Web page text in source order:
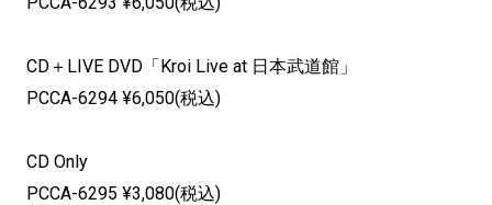
CD＋LIVE DVD「Kroi Live at 日本武道館」
PCCA-6294 ¥6,050(税込)
CD Only
PCCA-6295 ¥3,080(税込)